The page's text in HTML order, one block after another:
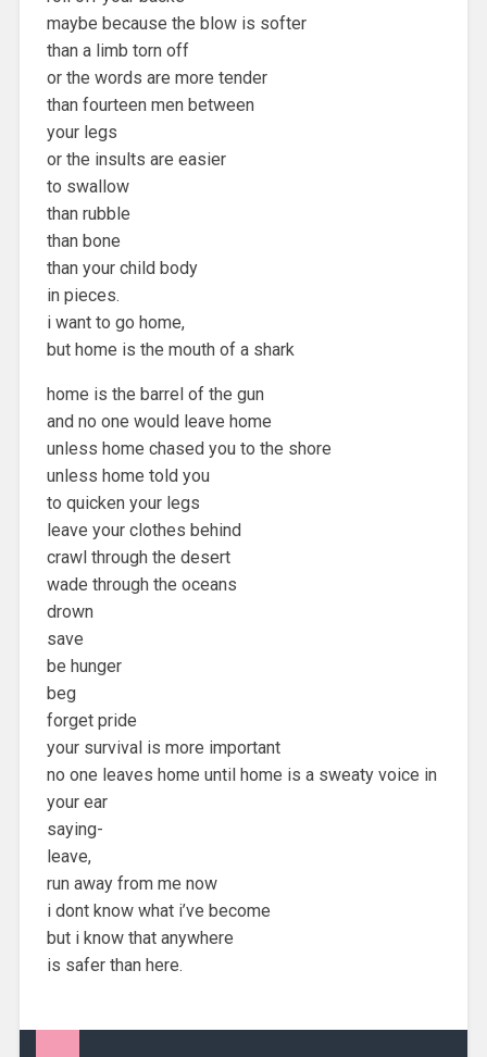
maybe because the blow is softer
than a limb torn off
or the words are more tender
than fourteen men between
your legs
or the insults are easier
to swallow
than rubble
than bone
than your child body
in pieces.
i want to go home,
but home is the mouth of a shark
home is the barrel of the gun
and no one would leave home
unless home chased you to the shore
unless home told you
to quicken your legs
leave your clothes behind
crawl through the desert
wade through the oceans
drown
save
be hunger
beg
forget pride
your survival is more important
no one leaves home until home is a sweaty voice in
your ear
saying-
leave,
run away from me now
i dont know what i’ve become
but i know that anywhere
is safer than here.